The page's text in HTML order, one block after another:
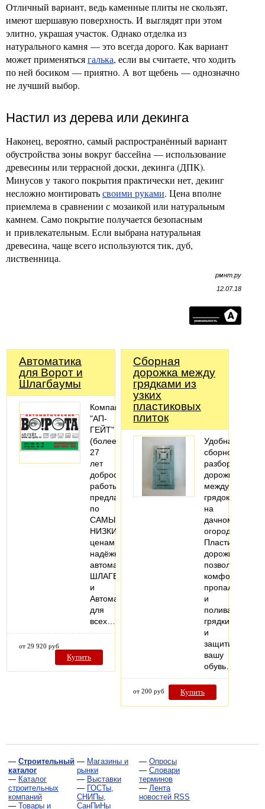
Отличный вариант, ведь каменные плиты не скользят,
имеют шершавую поверхность. И выглядят при этом
элитно, украшая участок. Однако отделка из
натурального камня — это всегда дорого. Как вариант
может применятьсягалька, если вы считаете, что ходить
по ней босиком — приятно. А вот щебень — однозначно
не лучший выбор.
Настил из дерева или декинга
Наконец, вероятно, самый распространённый вариант
обустройства зоны вокруг бассейна — использование
древесины или террасной доски, декинга (ДПК).
Минусов у такого покрытия практически нет, декинг
несложно монтироватьсвоими руками. Цена вполне
приемлема в сравнении с мозаикой или натуральным
камнем. Само покрытие получается безопасным
и привлекательным. Если выбрана натуральная
древесина, чаще всего используются тик, дуб,
лиственница.
рмнт.ру
12.07.18
Автоматика
для Ворот и
Шлагбаумы
Компания
"АП-
ГЕЙТ"
(более
27
лет
добросовестной
работы)
предлагает
по
САМЫМ
НИЗКИМ
ценам
надёжные
автоматические
ШЛАГБАУМЫ
и
Автоматику
для
всех…
от 29 920 руб
Купить
Сборная
дорожка между
грядками из
узких
пластиковых
плиток
Удобная
сборно-
разборная
дорожка
между
грядок
на
дачном
огороде.
Пластиковая
дорожка
позволит
комфортно
пропалывать
и
поливать
грядки
и
защитит
вашу
обувь…
от 200 руб Купить
— Строительный
каталог
— Каталог
строительных
компаний
— Товары и
— Магазины и
рынки
— Выставки
— ГОСТы,
СНИПы,
СанПиНы
— Опросы
— Словари
терминов
— Лента
новостей RSS